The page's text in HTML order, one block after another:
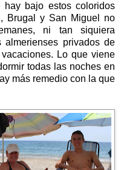
bajo estos coloridos
Brugal y San Miguel no
ni tan siquiera
almerienses privados de
Lo que viene
todas las noches en
más remedio con la que